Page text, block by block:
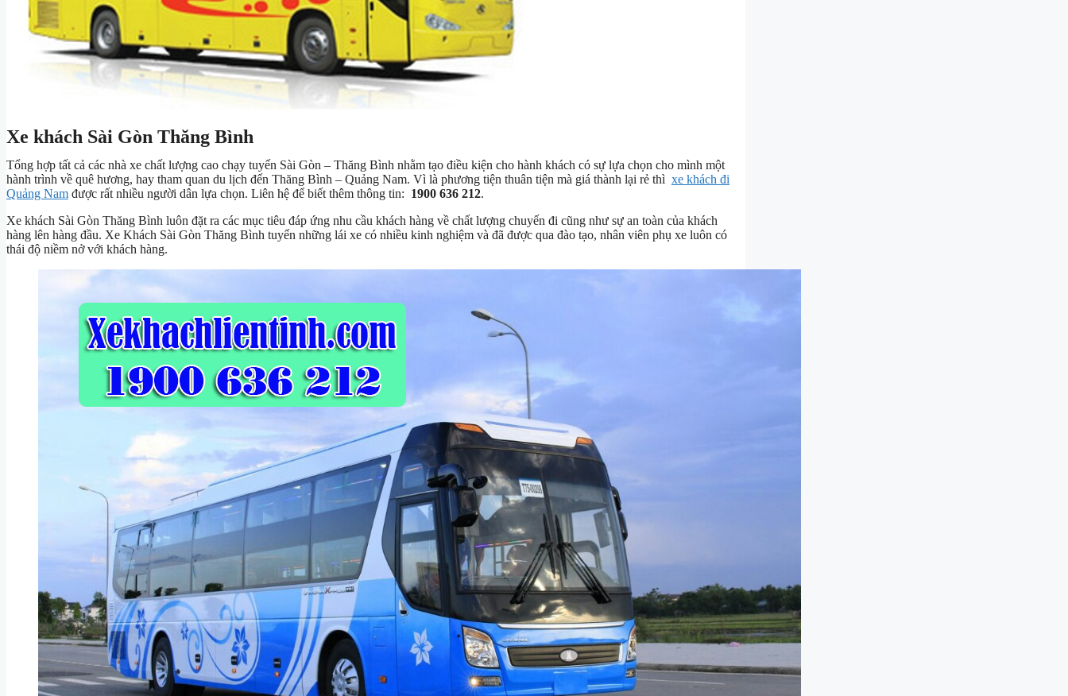
Xe khách Sài Gòn Thăng Bình
Tổng hợp tất cả các nhà xe chất lượng cao chạy tuyến Sài Gòn – Thăng Bình nhằm tạo điều kiện cho hành khách có sự lựa chọn cho mình một
hành trình về quê hương, hay tham quan du lịch đến Thăng Bình – Quảng Nam. Vì là phương tiện thuân tiện mà giá thành lại rẻ thì xe khách đi
Quảng Nam được rất nhiều người dân lựa chọn. Liên hệ để biết thêm thông tin: 1900 636 212.
Xe khách Sài Gòn Thăng Bình luôn đặt ra các mục tiêu đáp ứng nhu cầu khách hàng về chất lượng chuyến đi cũng như sự an toàn của khách
hàng lên hàng đầu. Xe Khách Sài Gòn Thăng Bình tuyển những lái xe có nhiều kinh nghiệm và đã được qua đào tạo, nhân viên phụ xe luôn có
thái độ niềm nở với khách hàng.